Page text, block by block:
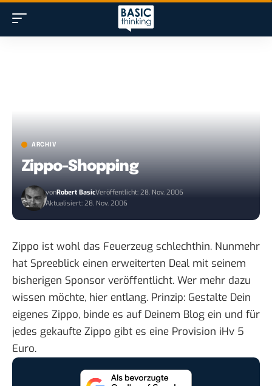
ARCHIV
Zippo-Shopping
vonRobert BasicVeröffentlicht: 28. Nov. 2006
Aktualisiert: 28. Nov. 2006
Zippo ist wohl das Feuerzeug schlechthin. Nunmehr
hat Spreeblick einen erweiterten Deal mit seinem
bisherigen Sponsor veröffentlicht. Wer mehr dazu
wissen möchte, hier entlang. Prinzip: Gestalte Dein
eigenes Zippo, binde es auf Deinem Blog ein und für
jedes gekaufte Zippo gibt es eine Provision iHv 5
Euro.